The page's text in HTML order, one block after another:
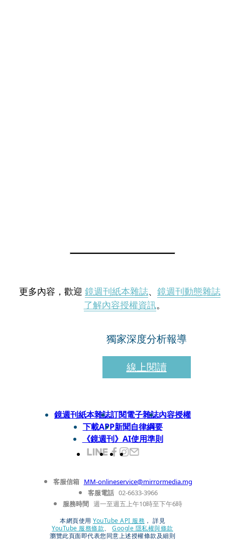
更多內容，歡迎 鏡週刊紙本雜誌、 鏡週刊動態雜誌
了解內容授權資訊。
獨家深度分析報導
線上閱讀
鏡週刊紙本雜誌訂閱電子雜誌內容授權
下載APP新聞自律綱要
《鏡週刊》AI使用準則
客服信箱 MM-onlineservice@mirrormedia.mg
客服電話 02-6633-3966
服務時間 週一至週五上午10時至下午6時
本網頁使用 YouTube API 服務 ， 詳見
YouTube 服務條款、
Google 隱私權與條款
瀏覽此頁面即代表您同意上述授權條款及細則